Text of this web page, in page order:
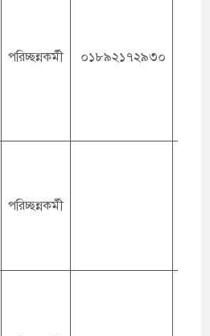
পরিচ্ছন্নকর্মী ০১৮৯২১৭২৯৩০
পরিচ্ছন্নকর্মী